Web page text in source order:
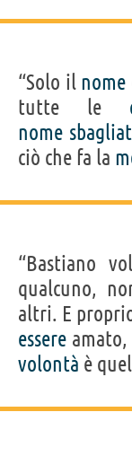
“Solo il nome
tutte le
nome
ciò che fa la
“Bastiano
qualcuno,
altri. E
essere amato,
volontà è